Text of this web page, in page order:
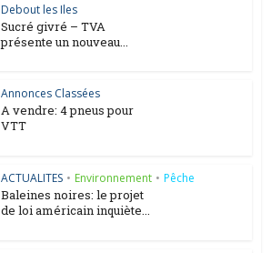
Debout les Iles
Sucré givré – TVA
présente un nouveau...
Annonces Classées
A vendre: 4 pneus pour
VTT
ACTUALITES • Environnement • Pêche
Baleines noires: le projet
de loi américain inquiète...